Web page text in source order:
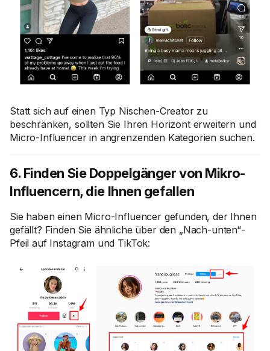
Statt sich auf einen Typ Nischen-Creator zu
beschränken, sollten Sie Ihren Horizont erweitern und
Micro-Influencer in angrenzenden Kategorien suchen.
6. Finden Sie Doppelgänger von Mikro-
Influencern, die Ihnen gefallen
Sie haben einen Micro-Influencer gefunden, der Ihnen
gefällt? Finden Sie ähnliche über den „Nach-unten“-
Pfeil auf Instagram und TikTok: